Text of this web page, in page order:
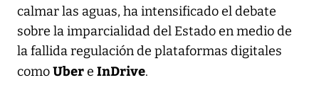
calmar las aguas, ha intensificado el debate
sobre la imparcialidad del Estado en medio de
la fallida regulación de plataformas digitales
comoUbere InDrive.